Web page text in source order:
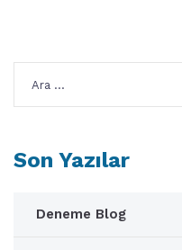
Son Yazılar
Deneme Blog